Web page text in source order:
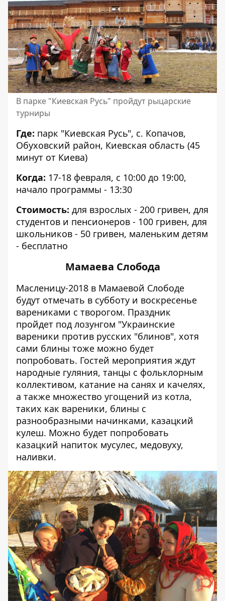
В парке "Киевская Русь" пройдут рыцарские
турниры
Где: парк "Киевская Русь", с. Копачов,
Обуховский район, Киевская область (45
минут от Киева)
Когда: 17-18 февраля, с 10:00 до 19:00,
начало программы - 13:30
Стоимость: для взрослых - 200 гривен, для
студентов и пенсионеров - 100 гривен, для
школьников - 50 гривен, маленьким детям
- бесплатно
Мамаева Слобода
Масленицу-2018 в Мамаевой Слободе
будут отмечать в субботу и воскресенье
варениками с творогом. Праздник
пройдет под лозунгом "Украинские
вареники против русских "блинов", хотя
сами блины тоже можно будет
попробовать. Гостей мероприятия ждут
народные гуляния, танцы с фольклорным
коллективом, катание на санях и качелях,
а также множество угощений из котла,
таких как вареники, блины с
разнообразными начинками, казацкий
кулеш. Можно будет попробовать
казацкий напиток мусулес, медовуху,
наливки.